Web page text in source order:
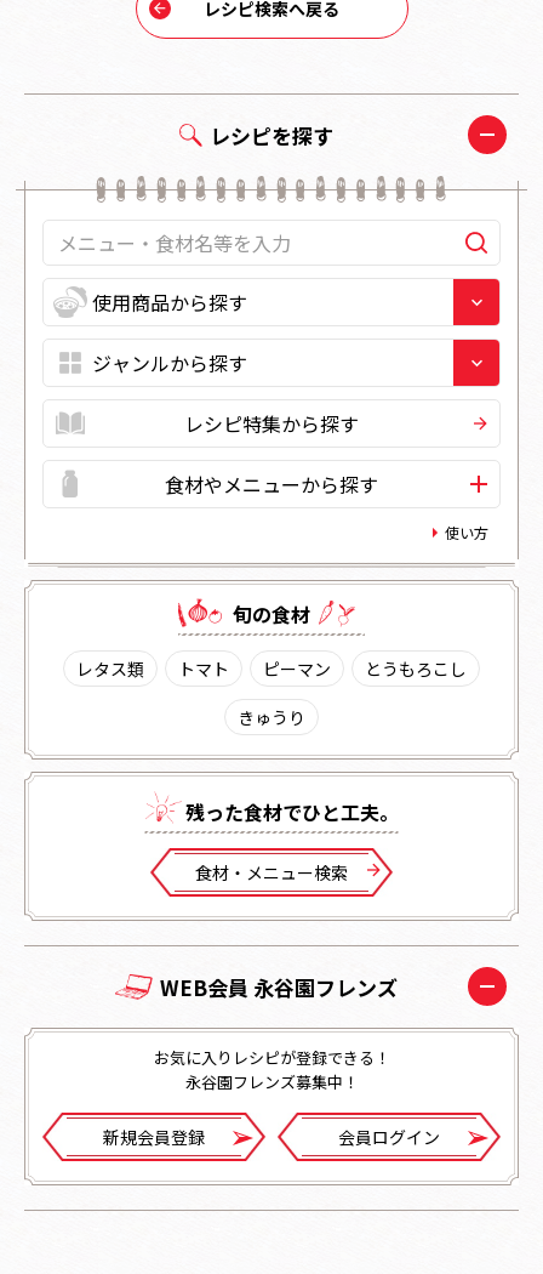
レシピを探す
レシピ特集から探す
食材やメニューから探す
使い方
旬の⾷材
レタス類 トマト ピーマン
とうもろこし
きゅうり
残った⾷材でひと⼯夫。
⾷材・メニュー検索
WEB会員 永谷園フレンズ
お気に入りレシピが登録できる！
永谷園フレンズ募集中！
新規会員登録 会員ログイン
レシピ検索へ戻る